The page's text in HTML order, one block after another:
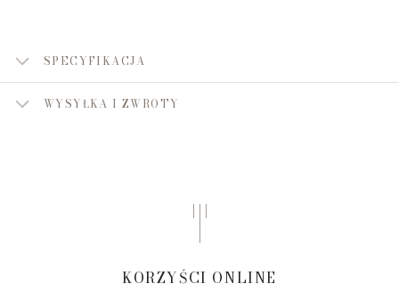
SPECYFIKACJA
WYSYŁKA I ZWROTY
KORZYŚCI ONLINE